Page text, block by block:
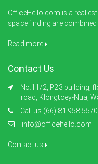
OfficeHello.com is a real
space finding are
Read more
Contact Us
No.11/2, P23 building,
road, Klongtoey-Nua,
Call us (66) 81 958 5570
info@officehello.com
Contact us